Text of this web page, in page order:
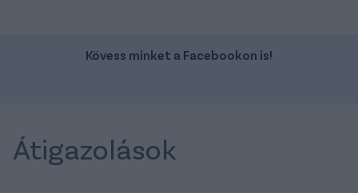
Kövess minket a Facebookon is!
Átigazolások